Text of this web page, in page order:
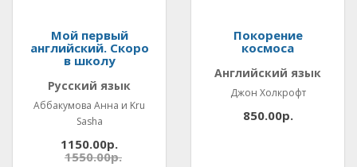
Мой первый
английский. Скоро
в школу
Русский язык
Аббакумова Анна и Kru
Sasha
1150.00р.
1550.00р.
Покорение
космоса
Английский язык
Джон Холкрофт
850.00р.